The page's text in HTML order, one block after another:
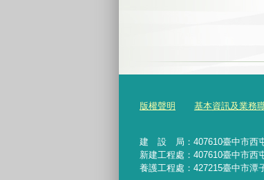
版權聲明 基本資訊及業務
建 設 局： 407610臺中市西
新建工程處：407610臺中市西
養護工程處：427215臺中市潭